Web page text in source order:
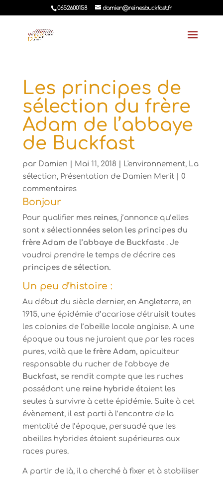
0652600158 damien@reinesbuckfast.fr
Les principes de
sélection du frère
Adam de l’abbaye
de Buckfast
par Damien Mai 11, 2018 L'environnement, La
sélection, Présentation de Damien Merit
0
commentaires
Bonjour
Pour qualifier mes reines, j’annonce qu’elles
sont « sélectionnées selon les principes du
frère Adam de l’abbaye de Buckfast« . Je
voudrai prendre le temps de décrire ces
principes de sélection.
Un peu d’histoire :
Au début du siècle dernier, en Angleterre, en
1915, une épidémie d’acariose détruisit toutes
les colonies de l’abeille locale anglaise. A une
époque ou tous ne juraient que par les races
pures, voilà que le frère Adam, apiculteur
responsable du rucher de l’abbaye de
Buckfast, se rendit compte que les ruches
possédant une reine hybrideétaient les
seules à survivre à cette épidémie. Suite à cet
évènement, il est parti à l’encontre de la
mentalité de l’époque, persuadé que les
abeilles hybrides étaient supérieures aux
races pures.
A partir de là, il a cherché à fixer et à stabiliser